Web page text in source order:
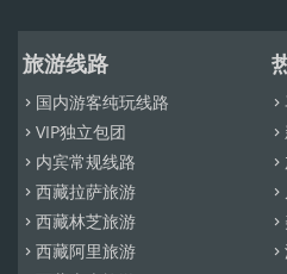
旅游线路
 国内游客纯玩线路
 VIP独立包团
 内宾常规线路
 西藏拉萨旅游
 西藏林芝旅游
 西藏阿里旅游





